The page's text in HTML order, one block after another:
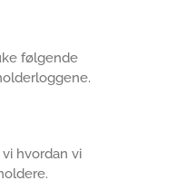
følgende
hvordan vi